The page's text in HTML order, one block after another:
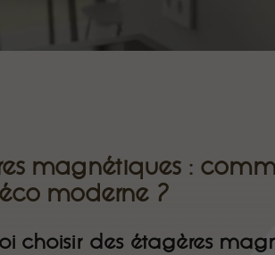
magnétiques :
moderne ?
choisir des étagères